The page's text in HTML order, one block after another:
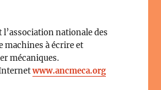
l’association nationale des
machines à écrire et
mécaniques.
www.ancmeca.org